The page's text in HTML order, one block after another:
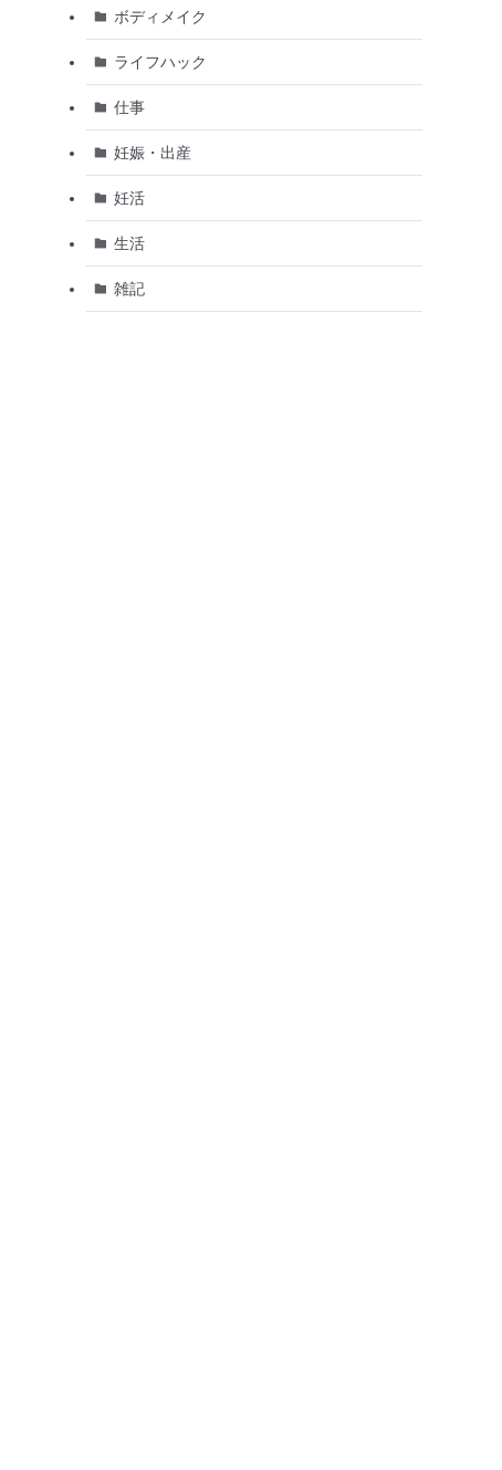
ボディメイク
ライフハック
仕事
妊娠・出産
妊活
生活
雑記